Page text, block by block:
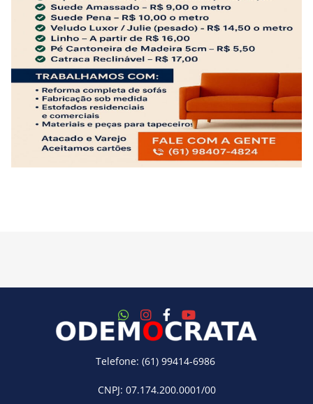
Telefone: (61) 99414-6986
CNPJ: 07.174.200.0001/00